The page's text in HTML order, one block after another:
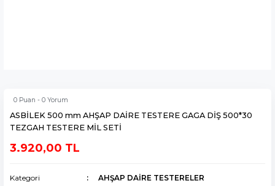
0 Puan - 0 Yorum
ASBİLEK 500 mm AHŞAP DAİRE TESTERE GAGA DİŞ 500*30
TEZGAH TESTERE MİL SETİ
3.920,00 TL
Kategori
AHŞAP DAİRE TESTERELER